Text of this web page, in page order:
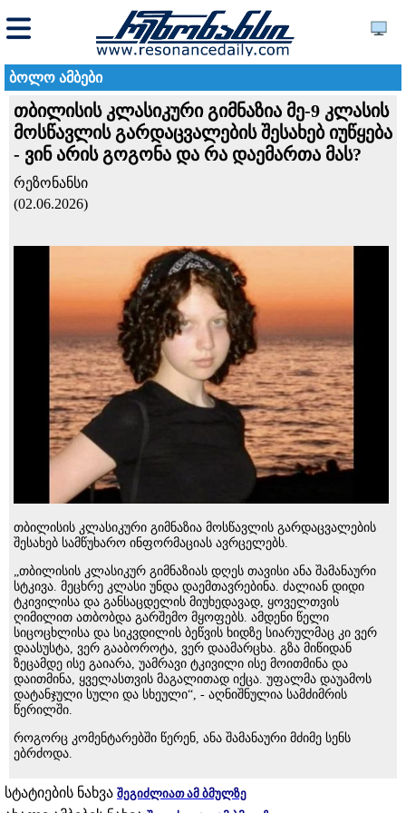
ბოლო ამბები
თბილისის კლასიკური გიმნაზია მე-9 კლასის
მოსწავლის გარდაცვალების შესახებ იუწყება
- ვინ არის გოგონა და რა დაემართა მას?
რეზონანსი
(02.06.2026)
თბილისის კლასიკური გიმნაზია მოსწავლის გარდაცვალების
შესახებ სამწუხარო ინფორმაციას ავრცელებს.
„თბილისის კლასიკურ გიმნაზიას დღეს თავისი ანა შამანაური
სტკივა. მეცხრე კლასი უნდა დაემთავრებინა. ძალიან დიდი
ტკივილისა და განსაცდელის მიუხედავად, ყოველთვის
ღიმილით ათბობდა გარშემო მყოფებს. ამდენი წელი
სიცოცხლისა და სიკვდილის ბეწვის ხიდზე სიარულმაც კი ვერ
დაასუსტა, ვერ გააბოროტა, ვერ დაამარცხა. გზა მიწიდან
ზეცამდე ისე გაიარა, უამრავი ტკივილი ისე მოითმინა და
დაითმინა, ყველასთვის მაგალითად იქცა. უფალმა დაუამოს
დატანჯული სული და სხეული“, - აღნიშნულია სამძიმრის
წერილში.
როგორც კომენტარებში წერენ, ანა შამანაური მძიმე სენს
ებრძოდა.
სტატიების ნახვა შეგიძლიათ ამ ბმულზე